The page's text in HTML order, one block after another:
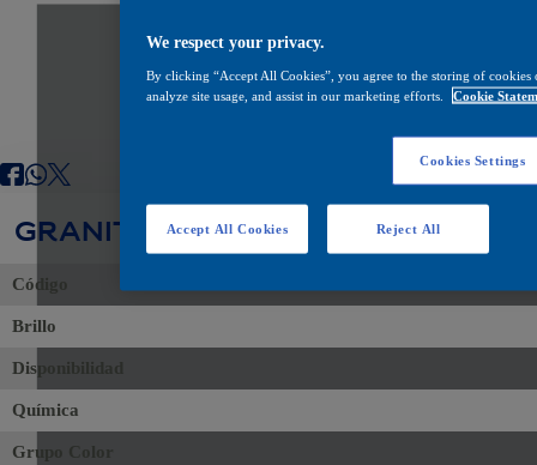
GRANITE SATINADO
Código
Brillo
Disponibilidad
Química
Grupo Color
We respect your privacy.
By clicking “Accept All Cookies”, you agree to the storing of
analyze site usage, and assist in our marketing efforts.
Cookie
Cookies Settings
Reject All
Accept All Cookies